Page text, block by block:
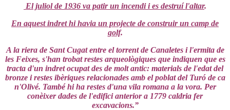
El juliol de 1936 va patir un incendi i es destruí l'altar.
En aquest indret hi havia un projecte de construir un camp de
golf.
A la riera de Sant Cugat entre el torrent de Canaletes i l'ermita de
les Feixes, s'han trobat restes arqueològiques que indiquen que es
tracta d'un indret ocupat des de molt antic: materials de l'edat del
bronze i restes ibèriques relacionades amb el poblat del Turó de ca
n'Olivé. També hi ha restes d'una vila romana a la vora. Per
conèixer dades de l'edifici anterior a 1779 caldria fer
excavacions.”